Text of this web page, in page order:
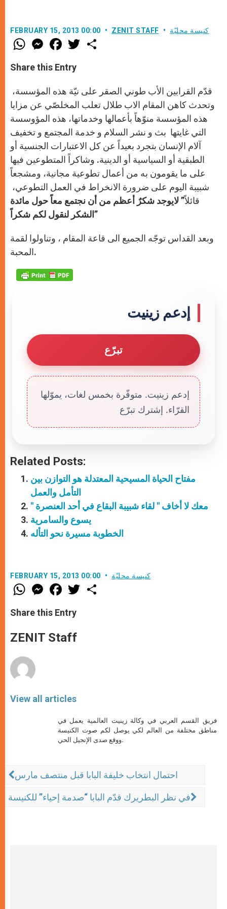
FEBRUARY 15, 2013 00:00 ZENIT STAFF كنيسة محليّة
W
h
t
s
p
M
e
s
e
g
e
r
F
a
e
b
o
k
w
Share this Entry
وتحدث كاهن المقام الاب طلال تعلب المخلصّي عن مزايا
هذه المؤسسة منوّهاً بأعمالها وخدماتها، هذه المؤوسسة
التي غايتها بث و نشر السلام و خدمة المجتمع و تخفيف
آلام الإنسان بتجرد بعيداً عن كل الاعتبارات الجنسية أو
الطبقية أو السياسية أو الدينية. وشاكراً المتطوعين فيها
على ما يقومون به من أعمال تطوعية مجانية، ومشجعاً
شبيبة اليوم على ضرورة الانخراط في العمل التطوعي،
قائلاً”لايوجد شكرٌ أعظم من أن نجتمع معاً حول مائدة
الشكر لنقول لكم شكراً”
وبعد القداس توجّه الجميع الى قاعة المقام ، وتناولوا لقمة
المحبة.
إدعم زينيت
تبرّع
إدعم زينيت. متوفّرة بخمس لغات، يموّلها
القرّاء. إشترك تبرّع
Related Posts:
مفتاح الحياة المسيحية المعتدلة هو التوازن بين
التأمل والعمل
" معك لا أخاف " لقاء شبيبة البقاع في أحد العنصرة
يسوع والسامرية
الخطوبة مسيرة نحو التأله
FEBRUARY 15, 2013 00:00 كنيسة محليّة
W
h
t
s
p
p
M
e
s
e
g
e
F
a
e
b
o
k
w
Share this Entry
ZENIT Staff
View all articles
فريق القسم العربي في وكالة زينيت العالمية يعمل في
مناطق مختلفة من العالم لكي يوصل لكم صوت الكنيسة
ووقع صدى الإنجيل الحي.
احتمال انتخاب خليفة البابا قبل منتصف مارس
في نظر البطريرك قدّم البابا “صدمة إحياء” للكنيسة